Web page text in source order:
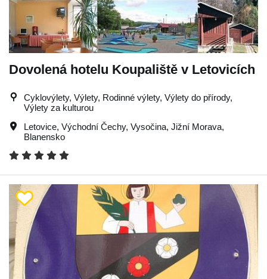
Dovolená hotelu Koupaliště v Letovicích
Cyklovýlety, Výlety, Rodinné výlety, Výlety do přírody,
Výlety za kulturou
Letovice, Východní Čechy, Vysočina, Jižní Morava,
Blanensko